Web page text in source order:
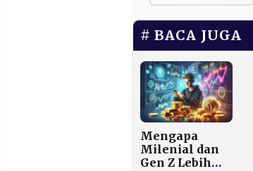
BACA JUGA
Mengapa
Milenial dan
Gen Z Lebih